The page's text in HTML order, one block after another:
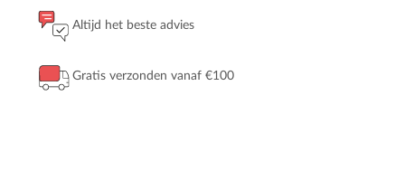
Altijd het beste advies
Gratis verzonden vanaf €100